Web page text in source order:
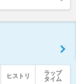
ヒストリ
ラップ
タイム